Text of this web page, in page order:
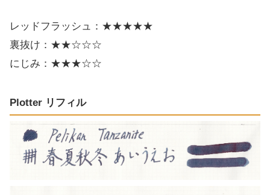
レッドフラッシュ：★★★★★
裏抜け：★★☆☆☆
にじみ：★★★☆☆
Plotter リフィル